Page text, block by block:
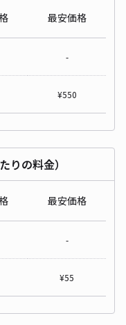
最安価格
-
¥550
りの料金）
最安価格
-
¥55